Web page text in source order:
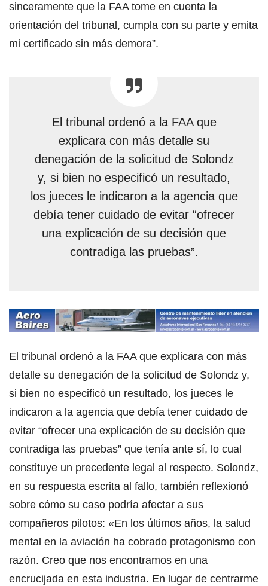
sinceramente que la FAA tome en cuenta la
orientación del tribunal, cumpla con su parte y emita
mi certificado sin más demora”.
El tribunal ordenó a la FAA que
explicara con más detalle su
denegación de la solicitud de Solondz
y, si bien no especificó un resultado,
los jueces le indicaron a la agencia que
debía tener cuidado de evitar “ofrecer
una explicación de su decisión que
contradiga las pruebas”.
El tribunal ordenó a la FAA que explicara con más
detalle su denegación de la solicitud de Solondz y,
si bien no especificó un resultado, los jueces le
indicaron a la agencia que debía tener cuidado de
evitar “ofrecer una explicación de su decisión que
contradiga las pruebas” que tenía ante sí, lo cual
constituye un precedente legal al respecto. Solondz,
en su respuesta escrita al fallo, también reflexionó
sobre cómo su caso podría afectar a sus
compañeros pilotos: «En los últimos años, la salud
mental en la aviación ha cobrado protagonismo con
razón. Creo que nos encontramos en una
encrucijada en esta industria. En lugar de centrarme